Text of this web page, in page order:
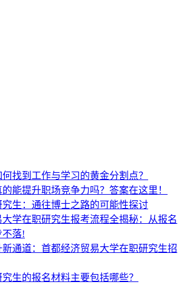
找到工作与学习的黄金分割点？
能提升职场竞争力吗？答案在这里！
生：通往博士之路的可能性探讨
学在职研究生报考流程全揭秘：从报名
不落!
通道：首都经济贸易大学在职研究生招
生的报名材料主要包括哪些？